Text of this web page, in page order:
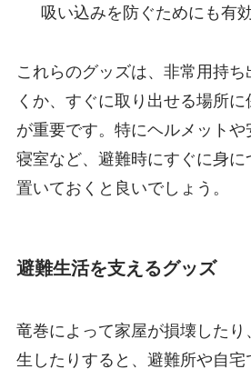
吸い込みを防ぐためにも有効
これらのグッズは、非常用持
くか、すぐに取り出せる場所に
が重要です。特にヘルメット
寝室など、避難時にすぐに身に
置いておくと良いでしょう。
避難生活を支えるグッズ
竜巻によって家屋が損壊したり
生したりすると、避難所や自宅